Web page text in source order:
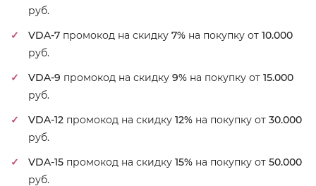
руб.
VDA-7 промокод на скидку 7% на покупку от 10.000
руб.
VDA-9 промокод на скидку 9% на покупку от 15.000
руб.
VDA-12 промокод на скидку 12% на покупку от 30.000
руб.
VDA-15 промокод на скидку 15% на покупку от 50.000
руб.